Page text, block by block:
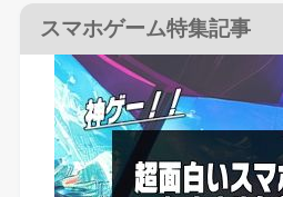
スマホゲーム特集記事